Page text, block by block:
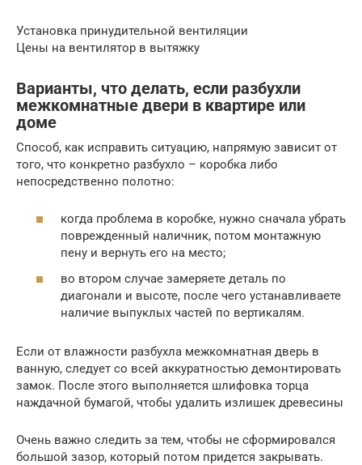
Установка принудительной вентиляции
Цены на вентилятор в вытяжку
Варианты, что делать, если разбухли
межкомнатные двери в квартире или
доме
Способ, как исправить ситуацию, напрямую зависит от
того, что конкретно разбухло – коробка либо
непосредственно полотно:
когда проблема в коробке, нужно сначала убрать
поврежденный наличник, потом монтажную
пену и вернуть его на место;
во втором случае замеряете деталь по
диагонали и высоте, после чего устанавливаете
наличие выпуклых частей по вертикалям.
Если от влажности разбухла межкомнатная дверь в
ванную, следует со всей аккуратностью демонтировать
замок. После этого выполняется шлифовка торца
наждачной бумагой, чтобы удалить излишек древесины
Очень важно следить за тем, чтобы не сформировался
большой зазор, который потом придется закрывать.